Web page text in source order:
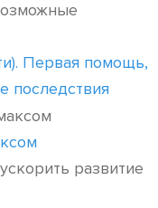
Первая помощь,
последствия